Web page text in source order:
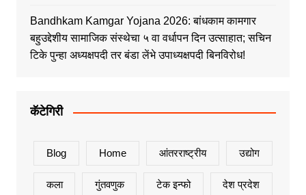
Bandhkam Kamgar Yojana 2026: बांधकाम कामगार
बहुउद्देशीय सामाजिक संस्थेचा ५ वा वर्धापन दिन उत्साहात; सचिन
टिके पुन्हा अध्यक्षपदी तर बंडा लेंभे उपाध्यक्षपदी बिनविरोध!
कॅटेगिरी
Blog Home आंतरराष्ट्रीय उद्योग
कला गुंतवणुक टेक इन्फो देश प्रदेश